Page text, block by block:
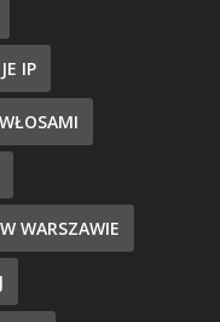
IP
WARSZAWIE